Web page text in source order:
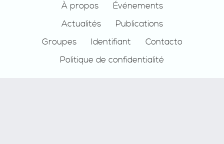
À propos
Événements
Actualités
Publications
Groupes
Identifiant
Contacto
Politique de confidentialité